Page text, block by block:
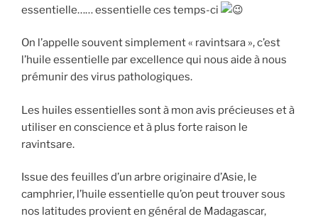
essentielle…… essentielle ces temps-ci
On l’appelle souvent simplement « ravintsara », c’est
l’huile essentielle par excellence qui nous aide à nous
prémunir des virus pathologiques.
Les huiles essentielles sont à mon avis précieuses et à
utiliser en conscience et à plus forte raison le
ravintsare.
Issue des feuilles d’un arbre originaire d’Asie, le
camphrier, l’huile essentielle qu’on peut trouver sous
nos latitudes provient en général de Madagascar,